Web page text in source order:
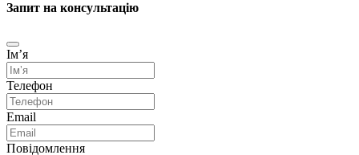
Запит на консультацію
Імʼя
Телефон
Email
Повідомлення